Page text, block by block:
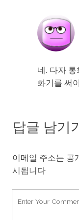
네. 다자
화기를 써
답글 남기
이메일 주소는 공
시됩니다